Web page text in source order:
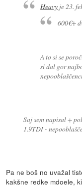
Heavy je23.
600€+
A to si se
si dal gor
Saj sem napisal +
1.9TDI -
Pa ne boš no uvažal
kakšne redke mdoele,